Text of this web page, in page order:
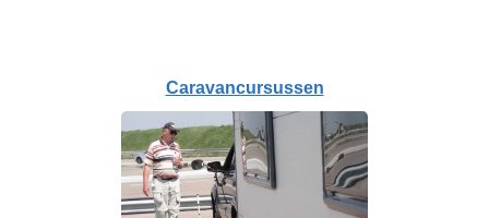
Caravancursussen